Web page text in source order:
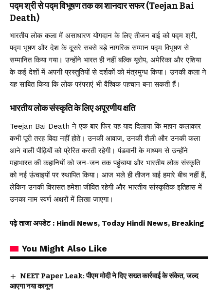
पद्म श्री से पद्म विभूषण तक का शानदार सफर (Teejan Bai
Death)
भारतीय लोक कला में असाधारण योगदान के लिए तीजन बाई को पद्म श्री,
पद्म भूषण और देश के दूसरे सबसे बड़े नागरिक सम्मान पद्म विभूषण से
सम्मानित किया गया। उन्होंने भारत ही नहीं बल्कि यूरोप, अमेरिका और एशिया
के कई देशों में अपनी प्रस्तुतियों से दर्शकों को मंत्रमुग्ध किया। उनकी कला ने
यह साबित किया कि लोक परंपराएं भी वैश्विक पहचान बना सकती हैं।
भारतीय लोक संस्कृति के लिए अपूरणीय क्षति
Teejan Bai Death ने एक बार फिर यह याद दिलाया कि महान कलाकार
कभी पूरी तरह विदा नहीं होते। उनकी आवाज, उनकी शैली और उनकी कला
आने वाली पीढ़ियों को प्रेरित करती रहेगी। पंडवानी के माध्यम से उन्होंने
महाभारत की कहानियों को जन-जन तक पहुंचाया और भारतीय लोक संस्कृति
को नई ऊंचाइयों पर स्थापित किया। आज भले ही तीजन बाई हमारे बीच नहीं हैं,
लेकिन उनकी विरासत हमेशा जीवित रहेगी और भारतीय सांस्कृतिक इतिहास में
उनका नाम स्वर्ण अक्षरों में लिखा जाएगा।
पढ़े ताजा अपडेट : Hindi News, Today Hindi News, Breaking
You Might Also Like
NEET Paper Leak: पीएम मोदी ने दिए सख्त कार्रवाई के संकेत, जल्द
आएगा नया कानून